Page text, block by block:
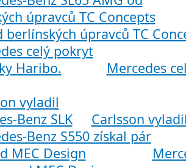
berlínských úpravců TC
Mercedes
Carlsson